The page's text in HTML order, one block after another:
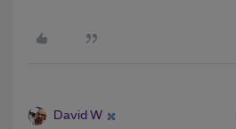
David W